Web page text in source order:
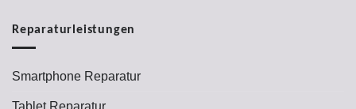
Reparaturleistungen
Smartphone Reparatur